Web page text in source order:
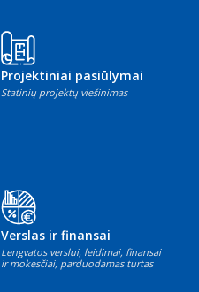
Projektiniai pasiūlymai
Statinių projektų viešinimas
Verslas ir finansai
Lengvatos verslui, leidimai, finansai
ir mokesčiai, parduodamas turtas